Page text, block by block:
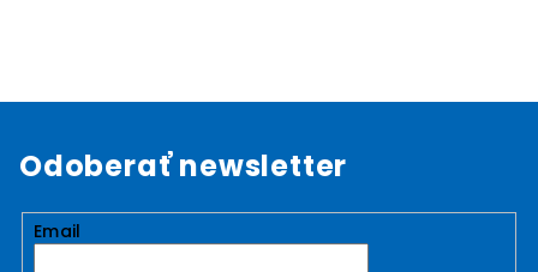
Odoberať newsletter
Email